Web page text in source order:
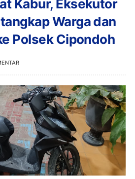
Kabur, Eksekutor
Warga dan
Polsek Cipondoh